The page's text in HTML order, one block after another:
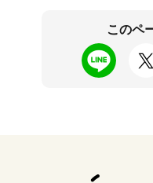
このペ